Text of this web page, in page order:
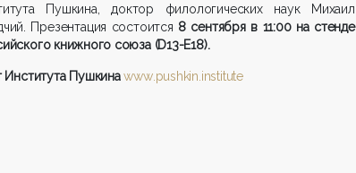
Пушкина, доктор филологических наук Михаил
Презентация состоится 8 сентября в 11:00 на стенде
книжного союза (D13-E18).
Института Пушкина www. pushkin institute